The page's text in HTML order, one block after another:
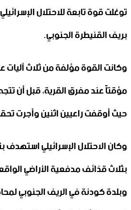
توغلت قوة تابعة للاحتلال
بريف القنيطرة الجنوبي‎.‎
وكانت القوة مؤلفة من ثلاث آليات
مؤقتاً عند مفرق القرية، قبل أن
حيث أوقفت راعيين اثنين وأجرت
بثلاث قذائف مدفعية الأراضي
وبلدة ‏كودنة في الريف الجنوبي